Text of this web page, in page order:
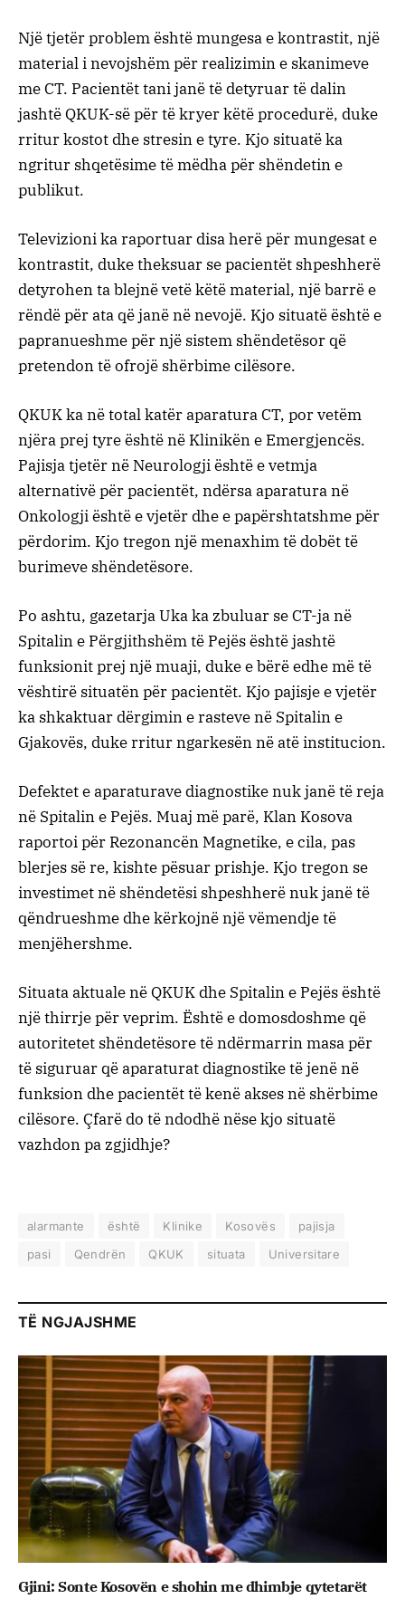
Një tjetër problem është mungesa e kontrastit, një
material i nevojshëm për realizimin e skanimeve
me CT. Pacientët tani janë të detyruar të dalin
jashtë QKUK-së për të kryer këtë procedurë, duke
rritur kostot dhe stresin e tyre. Kjo situatë ka
ngritur shqetësime të mëdha për shëndetin e
publikut.
Televizioni ka raportuar disa herë për mungesat e
kontrastit, duke theksuar se pacientët shpeshherë
detyrohen ta blejnë vetë këtë material, një barrë e
rëndë për ata që janë në nevojë. Kjo situatë është e
papranueshme për një sistem shëndetësor që
pretendon të ofrojë shërbime cilësore.
QKUK ka në total katër aparatura CT, por vetëm
njëra prej tyre është në Klinikën e Emergjencës.
Pajisja tjetër në Neurologji është e vetmja
alternativë për pacientët, ndërsa aparatura në
Onkologji është e vjetër dhe e papërshtatshme për
përdorim. Kjo tregon një menaxhim të dobët të
burimeve shëndetësore.
Po ashtu, gazetarja Uka ka zbuluar se CT-ja në
Spitalin e Përgjithshëm të Pejës është jashtë
funksionit prej një muaji, duke e bërë edhe më të
vështirë situatën për pacientët. Kjo pajisje e vjetër
ka shkaktuar dërgimin e rasteve në Spitalin e
Gjakovës, duke rritur ngarkesën në atë institucion.
Defektet e aparaturave diagnostike nuk janë të reja
në Spitalin e Pejës. Muaj më parë, Klan Kosova
raportoi për Rezonancën Magnetike, e cila, pas
blerjes së re, kishte pësuar prishje. Kjo tregon se
investimet në shëndetësi shpeshherë nuk janë të
qëndrueshme dhe kërkojnë një vëmendje të
menjëhershme.
Situata aktuale në QKUK dhe Spitalin e Pejës është
një thirrje për veprim. Është e domosdoshme që
autoritetet shëndetësore të ndërmarrin masa për
të siguruar që aparaturat diagnostike të jenë në
funksion dhe pacientët të kenë akses në shërbime
cilësore. Çfarë do të ndodhë nëse kjo situatë
vazhdon pa zgjidhje?
alarmante është Klinike Kosovës
pajisja
pasi
Qendrën QKUK situata Universitare
TË NGJAJSHME
Gjini: Sonte Kosovën e shohin me dhimbje qytetarët